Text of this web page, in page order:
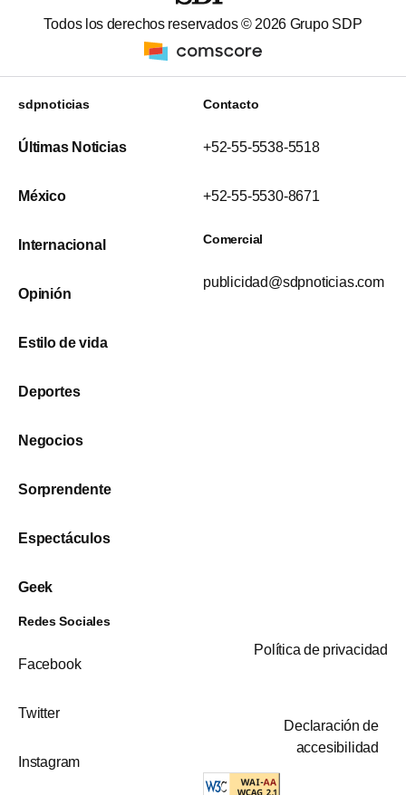
Todos los derechos reservados ©2026 Grupo SDP
sdpnoticias
Últimas Noticias
México
Internacional
Opinión
Estilo de vida
Deportes
Negocios
Sorprendente
Espectáculos
Geek
Contacto
+52-55-5538-5518
+52-55-5530-8671
Comercial
publicidad@sdpnoticias.com
Redes Sociales
Facebook
Twitter
Instagram
Política de privacidad
Declaración de
accesibilidad